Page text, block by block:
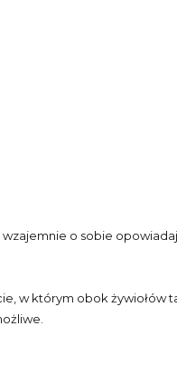
o sobie
w którym obok żywiołów